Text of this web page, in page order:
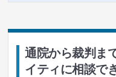
通院から裁判ま
イティに相談で